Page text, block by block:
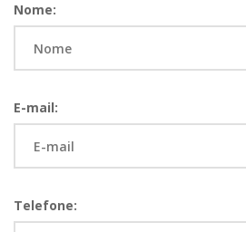
Nome:
E-mail:
Telefone: